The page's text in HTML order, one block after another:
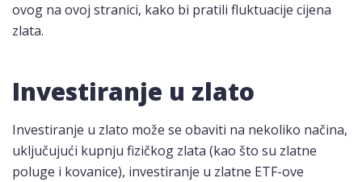
ovog na ovoj stranici, kako bi pratili fluktuacije cijena
zlata.
Investiranje u zlato
Investiranje u zlato može se obaviti na nekoliko načina,
uključujući kupnju fizičkog zlata (kao što su zlatne
poluge i kovanice), investiranje u zlatne ETF-ove